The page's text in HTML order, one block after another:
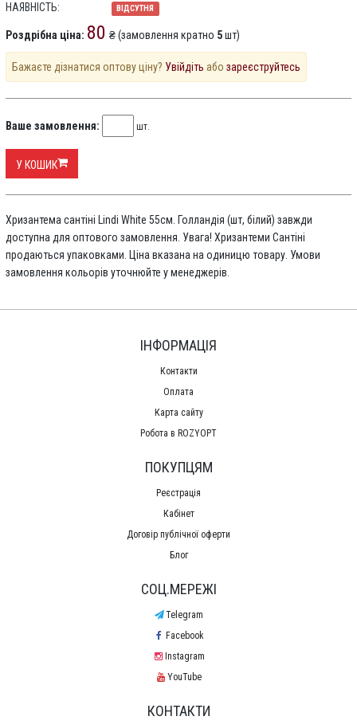
НАЯВНІСТЬ: ВІДСУТНЯ
Роздрібна ціна: 80 ₴ (замовлення кратно 5шт)
Бажаєте дізнатися оптову ціну? Увійдіть або зареєструйтесь
Ваше замовлення: шт.
У КОШИК
Хризантема сантіні Lindi White 55см. Голландія (шт, білий) завжди
доступна для оптового замовлення. Увага! Хризантеми Сантіні
продаються упаковками. Ціна вказана на одиницю товару. Умови
замовлення кольорів уточнюйте у менеджерів.
ІНФОРМАЦІЯ
Контакти
Оплата
Карта сайту
Робота в ROZYOPT
ПОКУПЦЯМ
Реєстрація
Кабінет
Договір публічної оферти
Блог
СОЦ.МЕРЕЖІ
Telegram
Facebook
Instagram
YouTube
КОНТАКТИ